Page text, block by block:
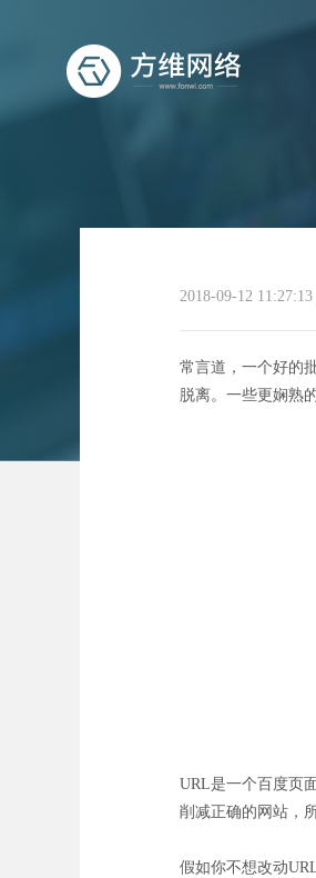
2018-09-12 11:27:13
常言道，一个好的
脱离。一些更娴熟
URL是一个百度页
削减正确的网站，
假如你不想改动